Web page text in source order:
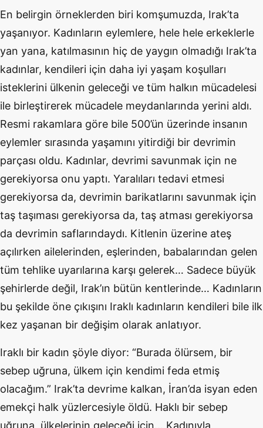
En belirgin örneklerden biri komşumuzda, Irak’ta
yaşanıyor. Kadınların eylemlere, hele hele erkeklerle
yan yana, katılmasının hiç de yaygın olmadığı Irak’ta
kadınlar, kendileri için daha iyi yaşam koşulları
isteklerini ülkenin geleceği ve tüm halkın mücadelesi
ile birleştirerek mücadele meydanlarında yerini aldı.
Resmi rakamlara göre bile 500’ün üzerinde insanın
eylemler sırasında yaşamını yitirdiği bir devrimin
parçası oldu. Kadınlar, devrimi savunmak için ne
gerekiyorsa onu yaptı. Yaralıları tedavi etmesi
gerekiyorsa da, devrimin barikatlarını savunmak için
taş taşıması gerekiyorsa da, taş atması gerekiyorsa
da devrimin saflarındaydı. Kitlenin üzerine ateş
açılırken ailelerinden, eşlerinden, babalarından gelen
tüm tehlike uyarılarına karşı gelerek… Sadece büyük
şehirlerde değil, Irak’ın bütün kentlerinde… Kadınların
bu şekilde öne çıkışını Iraklı kadınların kendileri bile ilk
kez yaşanan bir değişim olarak anlatıyor.
Iraklı bir kadın şöyle diyor: “Burada ölürsem, bir
sebep uğruna, ülkem için kendimi feda etmiş
olacağım.” Irak’ta devrime kalkan, İran’da isyan eden
emekçi halk yüzlercesiyle öldü. Haklı bir sebep
uğruna, ülkelerinin geleceği için… Kadınıyla